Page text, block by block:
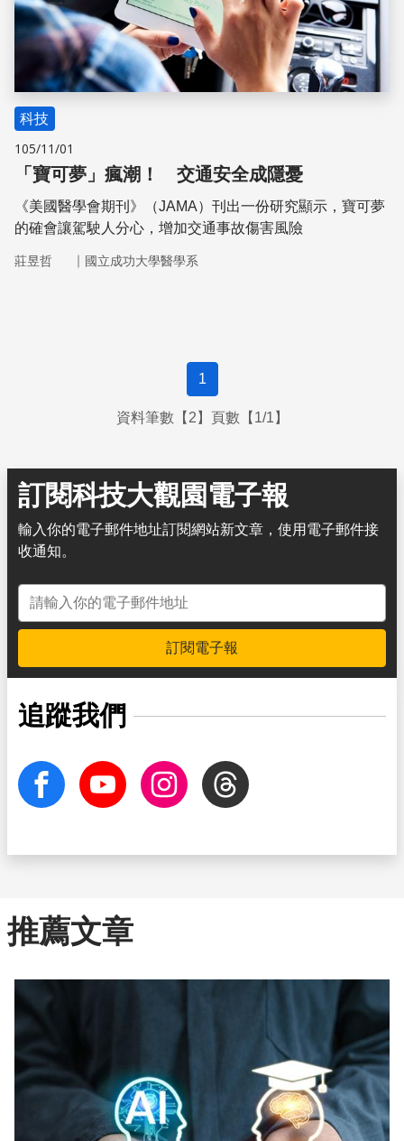
科技
105/11/01
「寶可夢」瘋潮！ 交通安全成隱憂
《美國醫學會期刊》（JAMA）刊出一份研究顯示，寶可夢
的確會讓駕駛人分心，增加交通事故傷害風險
莊昱哲 ｜ 國立成功大學醫學系
1
資料筆數【2】頁數【1/1】
訂閱科技大觀園電子報
輸入你的電子郵件地址訂閱網站新文章，使用電子郵件接
收通知。
電子郵件地址
訂閱電子報
追蹤我們
facebook Youtube InstagramThreads
推薦文章